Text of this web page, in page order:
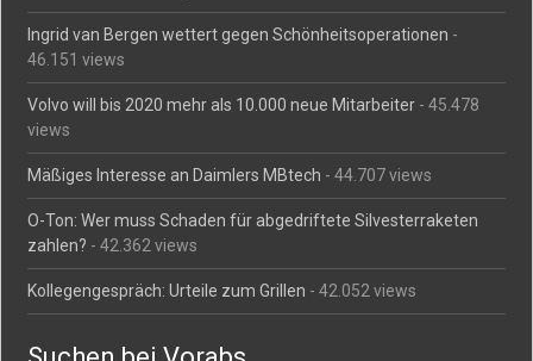
Ingrid van Bergen wettert gegen Schönheitsoperationen -
46.151 views
Volvo will bis 2020 mehr als 10.000 neue Mitarbeiter - 45.478
views
Mäßiges Interesse an Daimlers MBtech - 44.707 views
O-Ton: Wer muss Schaden für abgedriftete Silvesterraketen
zahlen? - 42.362 views
Kollegengespräch: Urteile zum Grillen - 42.052 views